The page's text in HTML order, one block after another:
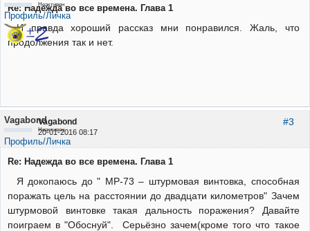
Неактивен
Профиль/Личка
Re: Надежда во все времена. Глава 1
И правда хороший рассказ мни понравился. Жаль, что
продолжения так и нет.
#3
Vagabond
20-01-2016 08:17
Vagabond
Неактивен
Профиль/Личка
Re: Надежда во все времена. Глава 1
Я докопаюсь до " MP-73 – штурмовая винтовка, способная
поражать цель на расстоянии до двадцати километров" Зачем
штурмовой винтовке такая дальность поражения? Давайте
поиграем в "Обоснуй". Серьёзно зачем(кроме того что такое